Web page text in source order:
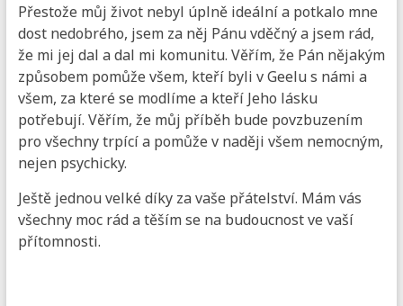
Přestože můj život nebyl úplně ideální a potkalo mne
dost nedobrého, jsem za něj Pánu vděčný a jsem rád,
že mi jej dal a dal mi komunitu. Věřím, že Pán nějakým
způsobem pomůže všem, kteří byli v Geelu s námi a
všem, za které se modlíme a kteří Jeho lásku
potřebují. Věřím, že můj příběh bude povzbuzením
pro všechny trpící a pomůže v naději všem nemocným,
nejen psychicky.
Ještě jednou velké díky za vaše přátelství. Mám vás
všechny moc rád a těším se na budoucnost ve vaší
přítomnosti.